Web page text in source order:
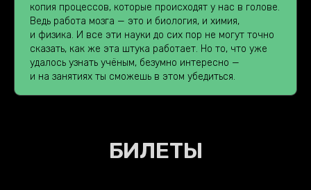
копия процессов, которые происходят у нас в голове.
Ведь работа мозга — это и биология, и химия,
и физика. И все эти науки до сих пор не могут точно
сказать, как же эта штука работает. Но то, что уже
удалось узнать учёным, безумно интересно —
и на занятиях ты сможешь в этом убедиться.
БИЛЕТЫ